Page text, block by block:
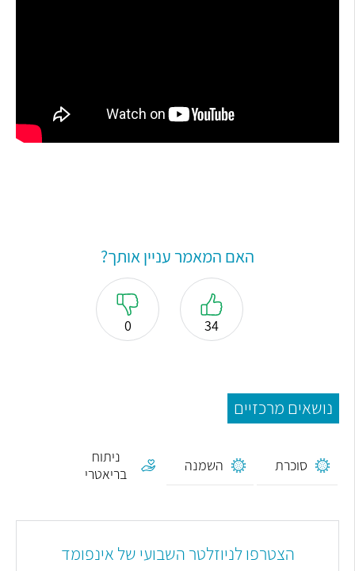
האם המאמר עניין אותך?
34
0
נושאים מרכזיים
סוכרת השמנה
ניתוח
בריאטרי
הצטרפו לניוזלטר השבועי של אינפומד